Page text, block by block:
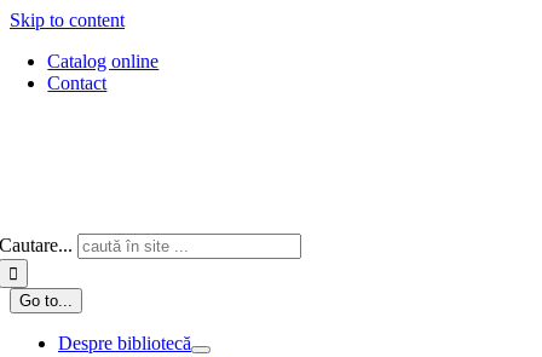
Skip to content
Catalog online
Contact
Cautare...
Go to...
Despre bibliotecă